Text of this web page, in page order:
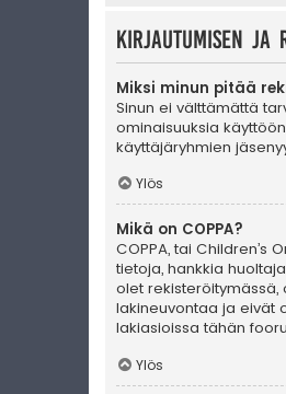
Kirjautumisen ja
Miksi minun pitää
Sinun ei välttämättä
ominaisuuksia
käyttäjäryhmien
Ylös
Mikä on COPPA?
COPPA, tai Children’s
tietoja, hankkia
olet
lakineuvontaa ja eivät
lakiasioissa tähän
Ylös